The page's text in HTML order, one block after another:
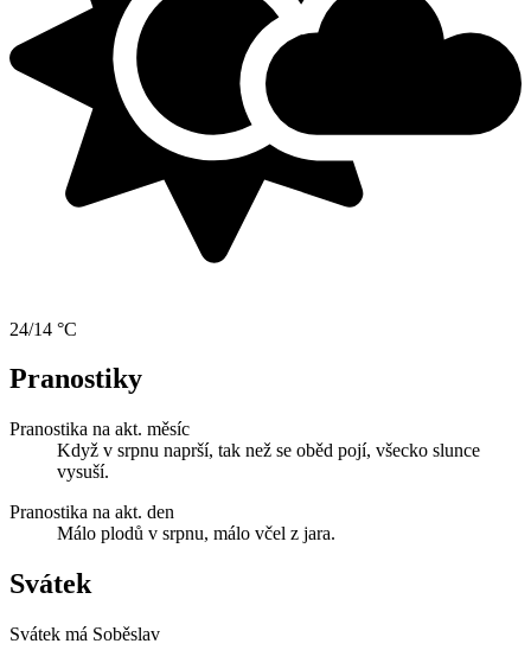
24/14 °C
Pranostiky
Pranostika na akt. měsíc
Když v srpnu naprší, tak než se oběd pojí, všecko slunce
vysuší.
Pranostika na akt. den
Málo plodů v srpnu, málo včel z jara.
Svátek
Svátek má Soběslav